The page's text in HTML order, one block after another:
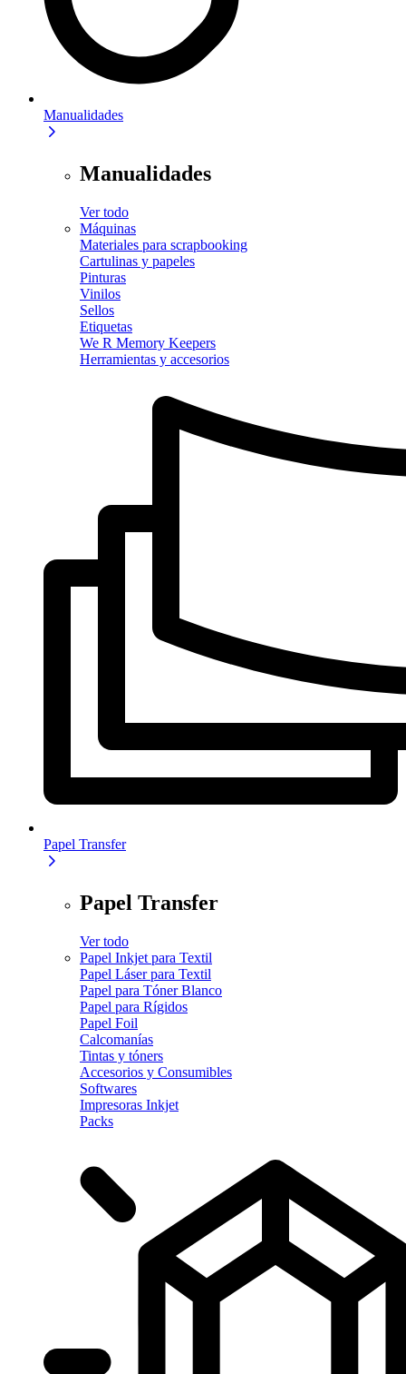
Manualidades
Manualidades
Ver todo
Máquinas
Materiales para scrapbooking
Cartulinas y papeles
Pinturas
Vinilos
Sellos
Etiquetas
We R Memory Keepers
Herramientas y accesorios
Papel Transfer
Papel Transfer
Ver todo
Papel Inkjet para Textil
Papel Láser para Textil
Papel para Tóner Blanco
Papel para Rígidos
Papel Foil
Calcomanías
Tintas y tóners
Accesorios y Consumibles
Softwares
Impresoras Inkjet
Packs